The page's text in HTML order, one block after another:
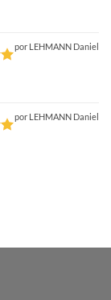
por LEHMANN Daniel
por LEHMANN Daniel